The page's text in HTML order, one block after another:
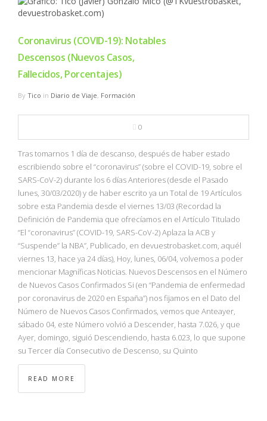
Coronavirus (COVID-19): Notables
Descensos (Nuevos Casos,
Fallecidos, Porcentajes)
By Tico in Diario de Viaje, Formación
0
Tras tomarnos 1 día de descanso, después de haber estado
escribiendo sobre el “coronavirus” (sobre el COVID-19, sobre el
SARS-CoV-2) durante los 6 días Anteriores (desde el Pasado
lunes, 30/03/2020) y de haber escrito ya un Total de 19 Artículos
sobre esta Pandemia desde el viernes 13/03 (Recordad la
Definición de Pandemia que ofrecíamos en el Artículo Titulado
“El “coronavirus” (COVID-19, SARS-CoV-2) Aplaza la ACB y
“Suspende” la NBA”, Publicado, en devuestrobasket.com, aquél
viernes 13, hace ya 24 días), Hoy, lunes, 06/04, volvemos a poder
mencionar Magníficas Noticias. Nuevos Descensos en el Número
de Nuevos Casos Confirmados Si (en “Pandemia de enfermedad
por coronavirus de 2020 en España”) nos fijamos en el Dato del
Número de Nuevos Casos Confirmados, vemos que Anteayer,
sábado 04, este Número volvió a Descender, hasta 7.026, y que
Ayer, domingo, siguió Descendiendo, hasta 6.023, lo que supone
su Tercer día Consecutivo de Descenso, su Quinto
READ MORE